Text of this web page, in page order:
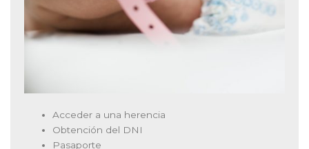
Acceder a una herencia
Obtención del DNI
Pasaporte